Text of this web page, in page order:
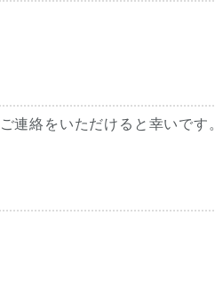
絡をいただけると幸いです。